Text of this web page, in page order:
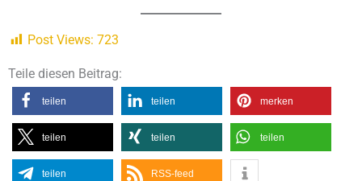
Post Views: 723
Teile diesen Beitrag:
teilen teilen merken
teilen teilen teilen
teilen RSS-feed